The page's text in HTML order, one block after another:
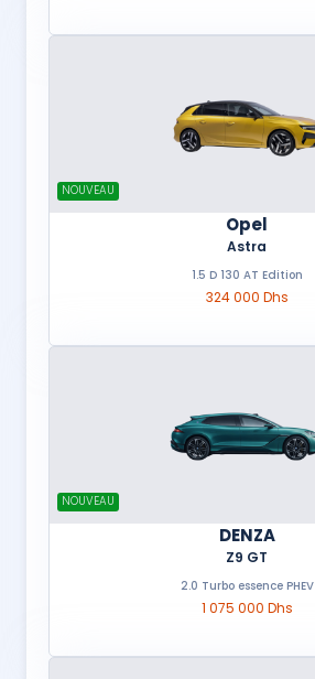
NOUVEAU
Opel
Astra
1.5 D 130 AT Edition
324 000 Dhs
NOUVEAU
DENZA
Z9 GT
2.0 Turbo essence PHEV
1 075 000 Dhs